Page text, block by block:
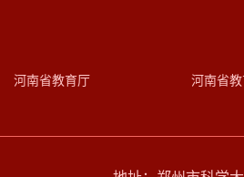
河南省教育厅 河南省